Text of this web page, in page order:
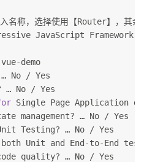
名称，选择使用【Router】，其余
JavaScript Framework
demo
No / Yes
… No / Yes
Single Page Application
management? … No / Yes
Testing? … No / Yes
both Unit and End-to-End
quality? … No / Yes